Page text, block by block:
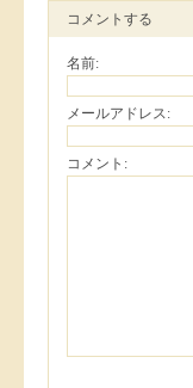
コメントする
名前:
メールアドレス:
コメント: